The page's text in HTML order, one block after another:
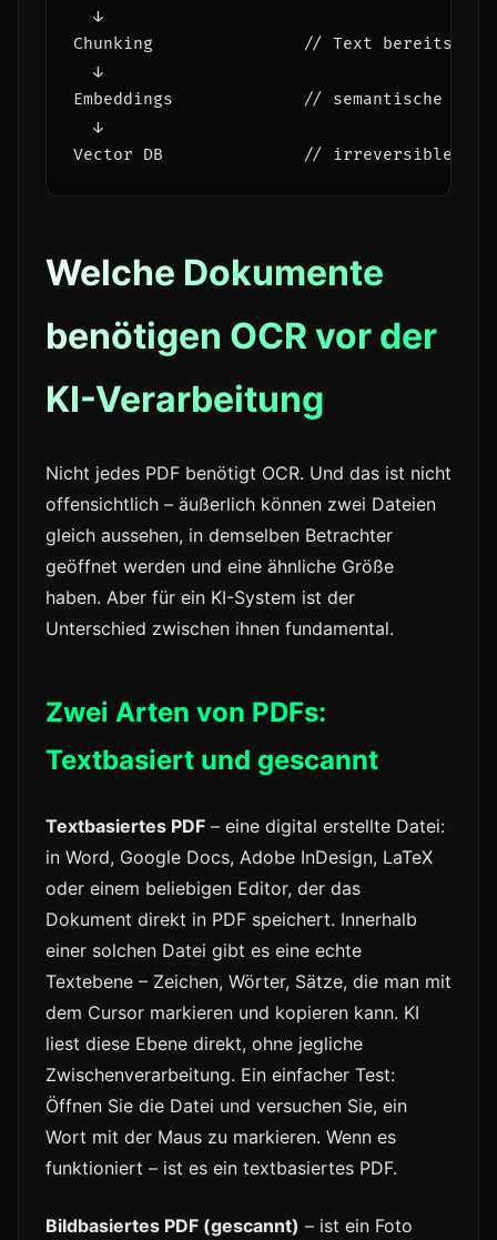
  ↓
Chunking
// Text bereits
  ↓
Embeddings
// semantische
  ↓
Vector DB
// irreversible
Welche Dokumente
benötigen OCR vor der
KI-Verarbeitung
Nicht jedes PDF benötigt OCR. Und das ist nicht
offensichtlich – äußerlich können zwei Dateien
gleich aussehen, in demselben Betrachter
geöffnet werden und eine ähnliche Größe
haben. Aber für ein KI-System ist der
Unterschied zwischen ihnen fundamental.
Zwei Arten von PDFs:
Textbasiert und gescannt
Textbasiertes PDF – eine digital erstellte Datei:
in Word, Google Docs, Adobe InDesign, LaTeX
oder einem beliebigen Editor, der das
Dokument direkt in PDF speichert. Innerhalb
einer solchen Datei gibt es eine echte
Textebene – Zeichen, Wörter, Sätze, die man mit
dem Cursor markieren und kopieren kann. KI
liest diese Ebene direkt, ohne jegliche
Zwischenverarbeitung. Ein einfacher Test:
Öffnen Sie die Datei und versuchen Sie, ein
Wort mit der Maus zu markieren. Wenn es
funktioniert – ist es ein textbasiertes PDF.
Bildbasiertes PDF (gescannt) – ist ein Foto